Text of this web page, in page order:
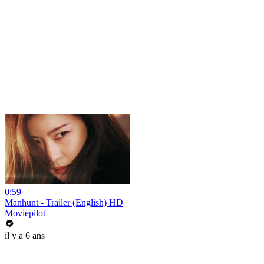
0:59
Manhunt - Trailer (English) HD
Moviepilot
il y a 6 ans